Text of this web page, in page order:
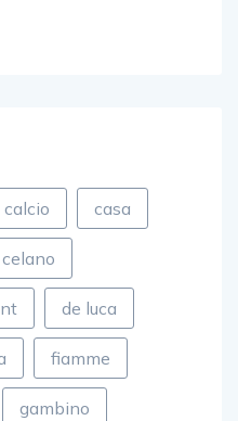
calcio casa
celano
de luca
fiamme
gambino